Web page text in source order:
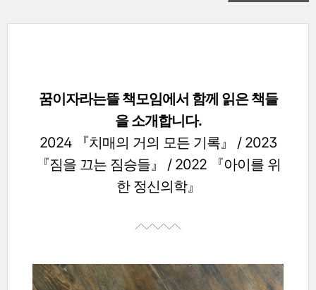
꿈이자라는뜰 책모임에서 함께 읽은 책들
을 소개합니다.
2024 『치매의 거의 모든 기록』 / 2023
『짐을 끄는 짐승들』 / 2022 『아이를 위
한 정신의학』